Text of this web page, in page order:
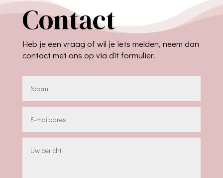
Contact
Heb je een vraag of wil je iets melden, neem dan
contact met ons op via dit formulier.